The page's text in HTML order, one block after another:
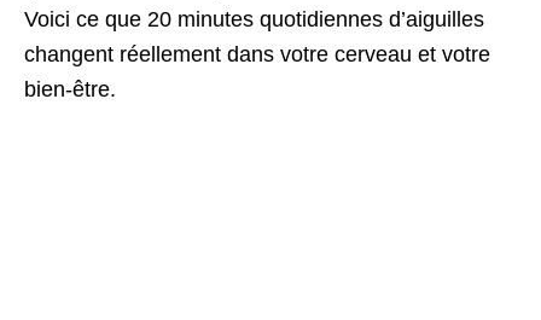
Voici ce que 20 minutes quotidiennes d’aiguilles
changent réellement dans votre cerveau et votre
bien-être.